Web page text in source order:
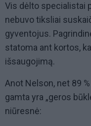
Vis dėlto specialistai
nebuvo tiksliai
gyventojus.
statoma ant kortos,
išsaugojimą.
Anot Nelson, net 89
gamta yra „geros
niūresnė: